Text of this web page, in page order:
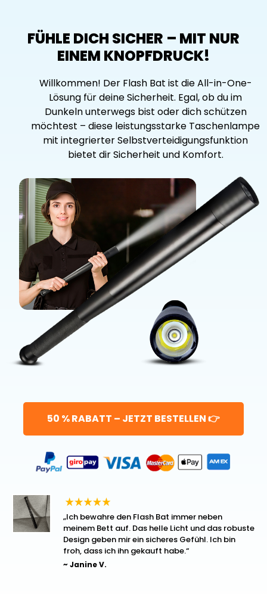
FÜHLE DICH SICHER – MIT NUR
EINEM KNOPFDRUCK!
Willkommen! Der Flash Bat ist die All-in-One-
Lösung für deine Sicherheit. Egal, ob du im
Dunkeln unterwegs bist oder dich schützen
möchtest – diese leistungsstarke Taschenlampe
mit integrierter Selbstverteidigungsfunktion
bietet dir Sicherheit und Komfort.
50 % RABATT – JETZT BESTELLEN 👉
„Ich bewahre den Flash Bat immer neben
meinem Bett auf. Das helle Licht und das robuste
Design geben mir ein sicheres Gefühl. Ich bin
froh, dass ich ihn gekauft habe.“
~ Janine V.